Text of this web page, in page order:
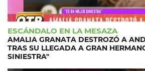
ESCÁNDALO EN LA MESAZA
AMALIA GRANATA DESTROZÓ A
TRAS SU LLEGADA A GRAN
SINIESTRA"